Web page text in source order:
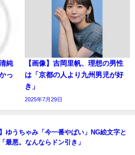
純
っ
【画像】吉岡里帆、理想の男性
は「京都の人より九州男児が好
き」
2025年7月29日
】ゆうちゃみ「今一番やばい」NG絵文字と
最悪。なんならドン引き」